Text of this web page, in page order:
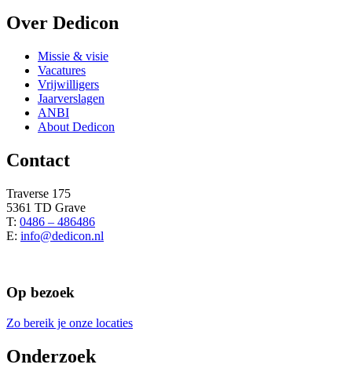
Over Dedicon
Missie & visie
Vacatures
Vrijwilligers
Jaarverslagen
ANBI
About Dedicon
Contact
Traverse 175
5361 TD Grave
T: 0486 – 486486
E: info@dedicon.nl
Op bezoek
Zo bereik je onze locaties
Onderzoek